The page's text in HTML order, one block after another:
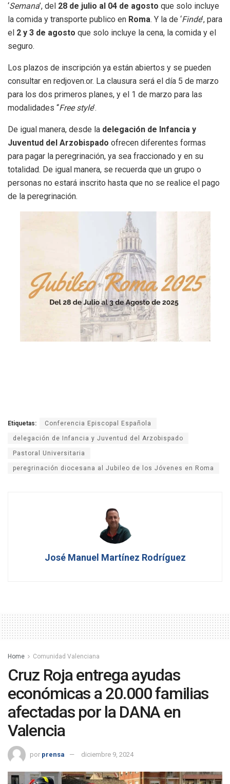
‘Semana’, del 28 de julio al 04 de agosto que solo incluye
la comida y transporte publico en Roma. Y la de ‘Finde’, para
el 2 y 3 de agosto que solo incluye la cena, la comida y el
seguro.
Los plazos de inscripción ya están abiertos y se pueden
consultar en redjoven.or. La clausura será el día 5 de marzo
para los dos primeros planes, y el 1 de marzo para las
modalidades “Free style’.
De igual manera, desde la delegación de Infancia y
Juventud del Arzobispado ofrecen diferentes formas
para pagar la peregrinación, ya sea fraccionado y en su
totalidad. De igual manera, se recuerda que un grupo o
personas no estará inscrito hasta que no se realice el pago
de la peregrinación.
Etiquetas: Conferencia Episcopal Española
delegación de Infancia y Juventud del Arzobispado
Pastoral Universitaria
peregrinación diocesana al Jubileo de los Jóvenes en Roma
José Manuel Martínez Rodríguez
Home Comunidad Valenciana
Cruz Roja entrega ayudas
económicas a 20.000 familias
afectadas por la DANA en
Valencia
por prensa diciembre 9, 2024